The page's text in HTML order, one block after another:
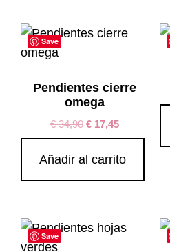
Save
Pendientes cierre
omega
€34,90 € 17,45
Añadir al carrito
Save